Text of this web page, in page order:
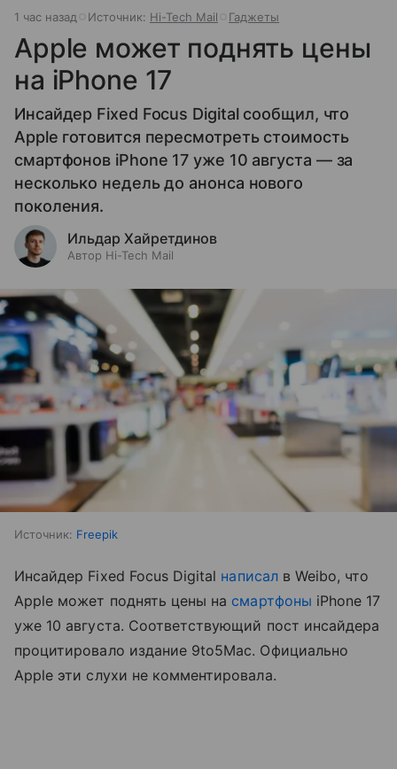
1 час назад Источник: Hi-Tech Mail Гаджеты
Apple может поднять цены
на iPhone 17
Инсайдер Fixed Focus Digital сообщил, что
Apple готовится пересмотреть стоимость
смартфонов iPhone 17 уже 10 августа — за
несколько недель до анонса нового
поколения.
Ильдар Хайретдинов
Автор Hi-Tech Mail
Источник: Freepik
Инсайдер Fixed Focus Digital написалв Weibo, что
Apple может поднять цены на смартфоны iPhone 17
уже 10 августа. Соответствующий пост инсайдера
процитировало издание 9to5Mac. Официально
Apple эти слухи не комментировала.